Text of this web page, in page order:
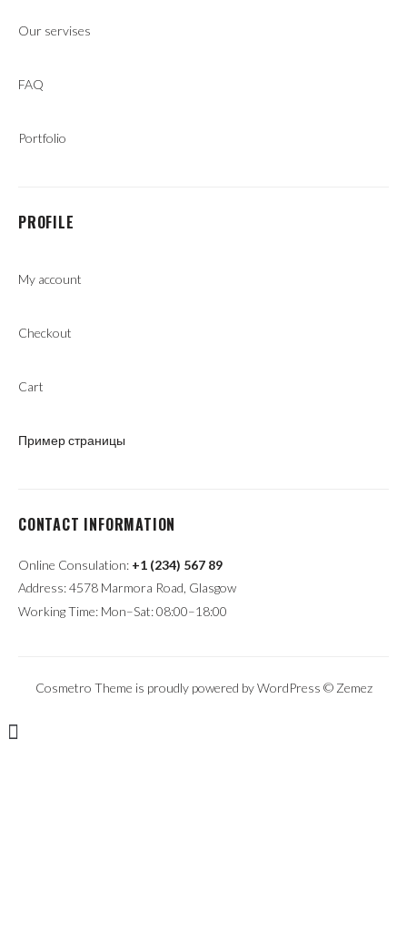
Our servises
FAQ
Portfolio
PROFILE
My account
Checkout
Cart
Пример страницы
CONTACT INFORMATION
Online Consulation: +1 (234) 567 89
Address: 4578 Marmora Road, Glasgow
Working Time: Mon–Sat: 08:00–18:00
Cosmetro Theme is proudly powered by WordPress © Zemez